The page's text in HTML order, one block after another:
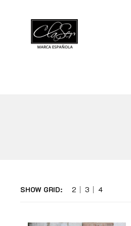
SHOW GRID: 2 3 4